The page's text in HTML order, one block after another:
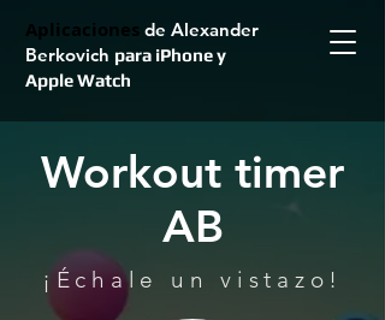
Aplicaciones de Alexander
Berkovich para iPhone y
Apple Watch
Workout timer
AB
¡Échale un vistazo!